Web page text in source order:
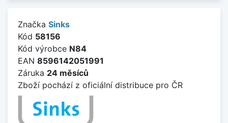
Značka Sinks
Kód 58156
Kód výrobce N84
EAN 8596142051991
Záruka 24 měsíců
Zboží pochází z oficiální distribuce pro ČR